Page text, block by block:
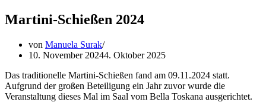
Martini-Schießen 2024
von Manuela Surak
10. November 20244. Oktober 2025
Das traditionelle Martini-Schießen fand am 09.11.2024 statt.
Aufgrund der großen Beteiligung ein Jahr zuvor wurde die
Veranstaltung dieses Mal im Saal vom Bella Toskana ausgerichtet.